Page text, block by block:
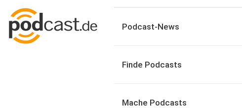
Podcast-News
Finde Podcasts
Mache Podcasts